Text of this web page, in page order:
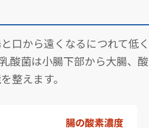
口から遠くなるにつれて低く
酸菌は小腸下部から大腸、酸
整えます。